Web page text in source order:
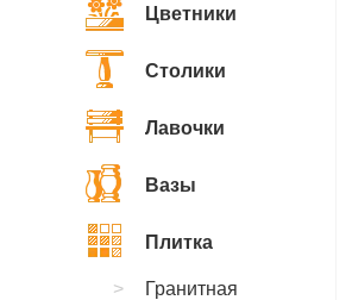
Цветники
Столики
Лавочки
Вазы
Плитка
Гранитная